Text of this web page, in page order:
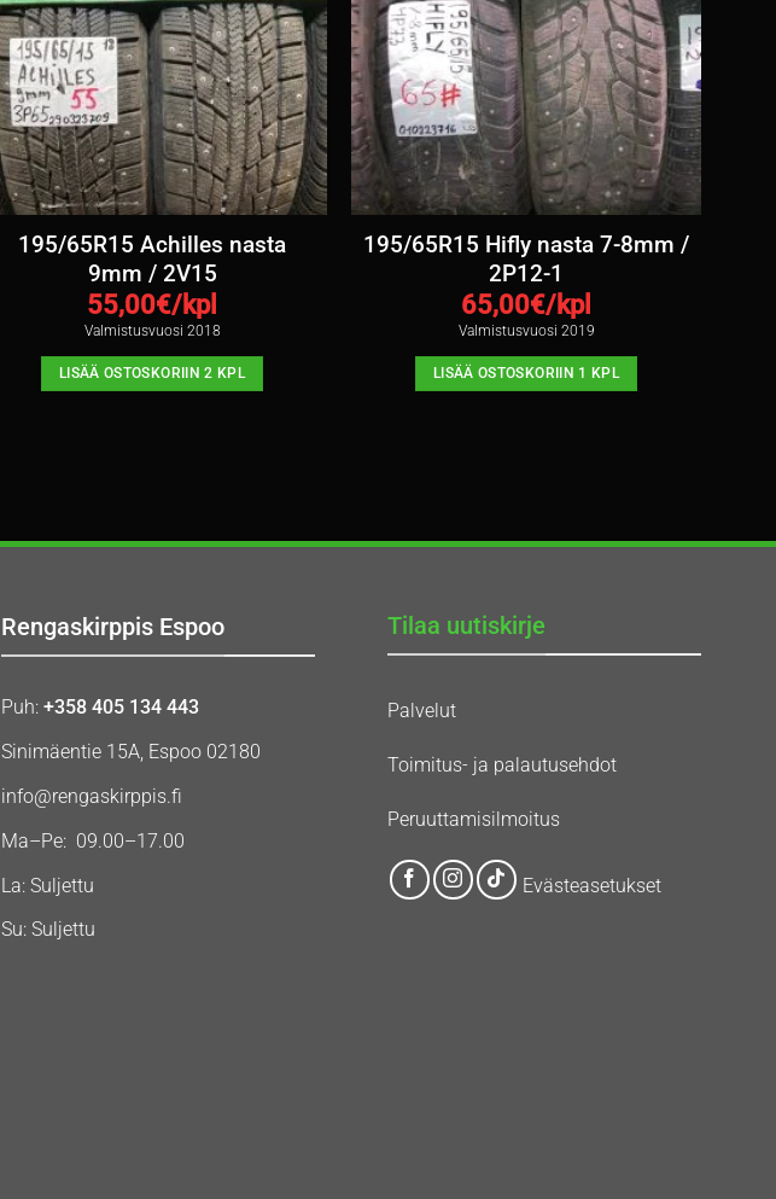
195/65R15 Achilles nasta
9mm / 2V15
55,00€/kpl
Valmistusvuosi 2018
LISÄÄ OSTOSKORIIN 2 KPL
195/65R15 Hifly nasta 7-8mm /
2P12-1
65,00€/kpl
Valmistusvuosi 2019
LISÄÄ OSTOSKORIIN 1 KPL
Rengaskirppis Espoo
Puh: +358 405 134 443
Sinimäentie 15A, Espoo 02180
info@rengaskirppis.fi
Ma–Pe: 09.00–17.00
La: Suljettu
Su: Suljettu
Tilaa uutiskirje
Palvelut
Toimitus- ja palautusehdot
Peruuttamisilmoitus
Evästeasetukset